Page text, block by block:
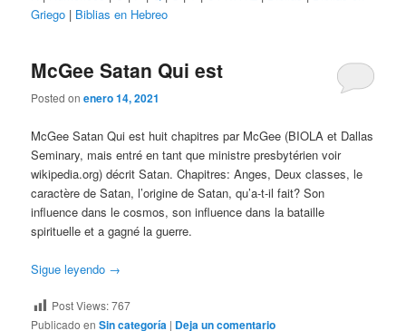
Griego | Biblias en Hebreo
McGee Satan Qui est
Posted onenero 14, 2021
McGee Satan Qui est huit chapitres par McGee (BIOLA et Dallas
Seminary, mais entré en tant que ministre presbytérien voir
wikipedia.org) décrit Satan. Chapitres: Anges, Deux classes, le
caractère de Satan, l’origine de Satan, qu’a-t-il fait? Son
influence dans le cosmos, son influence dans la bataille
spirituelle et a gagné la guerre.
Sigue leyendo →
Post Views:767
Publicado en Sin categoría | Deja un comentario